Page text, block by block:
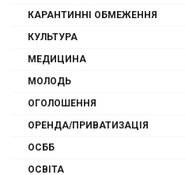
КАРАНТИННІ ОБМЕЖЕННЯ
КУЛЬТУРА
МЕДИЦИНА
МОЛОДЬ
ОГОЛОШЕННЯ
ОРЕНДА/ПРИВАТИЗАЦІЯ
ОСББ
ОСВІТА